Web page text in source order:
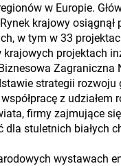
w Europie.
krajowy osiągnął
w tym w 33
projektach
Zagraniczna
strategii rozwoju
z udziałem
firmy zajmujące
stuletnich białych
wystawach